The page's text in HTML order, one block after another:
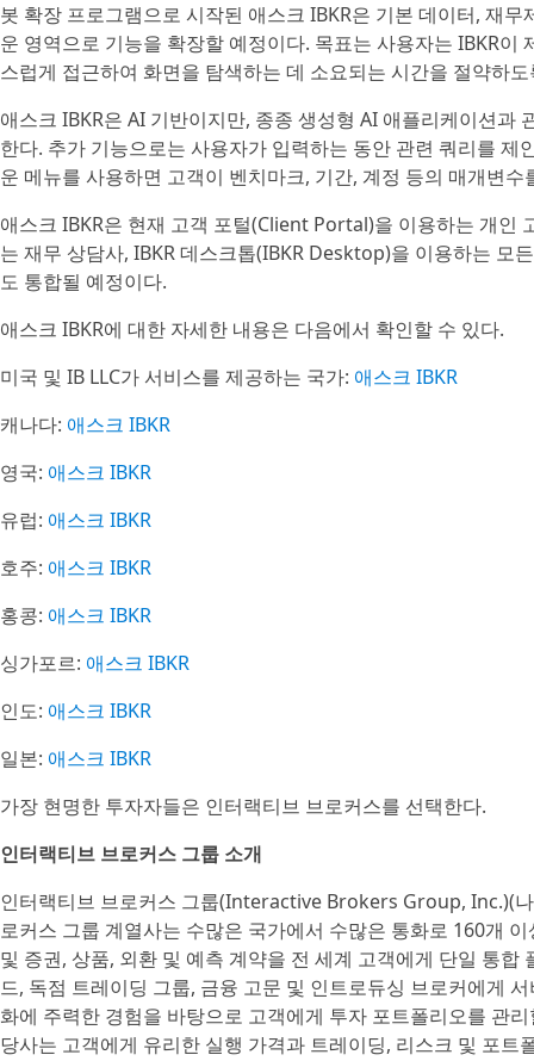
봇 확장 프로그램으로 시작된 애스크 IBKR은 기본 데이터, 재
운 영역으로 기능을 확장할 예정이다. 목표는 사용자는 IBKR
스럽게 접근하여 화면을 탐색하는 데 소요되는 시간을 절약하
애스크 IBKR은 AI 기반이지만, 종종 생성형 AI 애플리케이션과
한다. 추가 기능으로는 사용자가 입력하는 동안 관련 쿼리를
운 메뉴를 사용하면 고객이 벤치마크, 기간, 계정 등의 매개변수
애스크 IBKR은 현재 고객 포털(Client Portal)을 이용하는 개
는 재무 상담사, IBKR 데스크톱(IBKR Desktop)을 이용하는 모
도 통합될 예정이다.
애스크 IBKR에 대한 자세한 내용은 다음에서 확인할 수 있다.
미국 및 IB LLC가 서비스를 제공하는 국가: 애스크 IBKR
캐나다: 애스크 IBKR
영국: 애스크 IBKR
유럽: 애스크 IBKR
호주: 애스크 IBKR
홍콩: 애스크 IBKR
싱가포르: 애스크 IBKR
인도: 애스크 IBKR
일본: 애스크 IBKR
가장 현명한 투자자들은 인터랙티브 브로커스를 선택한다.
인터랙티브 브로커스 그룹 소개
인터랙티브 브로커스 그룹(Interactive Brokers Group, Inc.)(
로커스 그룹 계열사는 수많은 국가에서 수많은 통화로 160개
및 증권, 상품, 외환 및 예측 계약을 전 세계 고객에게 단일 통
드, 독점 트레이딩 그룹, 금융 고문 및 인트로듀싱 브로커에게
화에 주력한 경험을 바탕으로 고객에게 투자 포트폴리오를 관
당사는 고객에게 유리한 실행 가격과 트레이딩, 리스크 및 포트